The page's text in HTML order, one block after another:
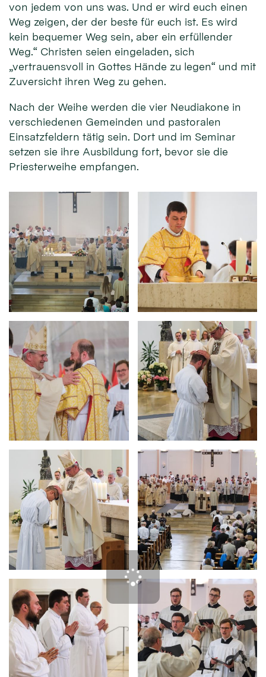
von jedem von uns was. Und er wird euch einen
Weg zeigen, der der beste für euch ist. Es wird
kein bequemer Weg sein, aber ein erfüllender
Weg.“ Christen seien eingeladen, sich
„vertrauensvoll in Gottes Hände zu legen“ und mit
Zuversicht ihren Weg zu gehen.
Nach der Weihe werden die vier Neudiakone in
verschiedenen Gemeinden und pastoralen
Einsatzfeldern tätig sein. Dort und im Seminar
setzen sie ihre Ausbildung fort, bevor sie die
Priesterweihe empfangen.